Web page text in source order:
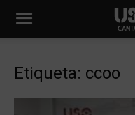
Etiqueta: ccoo